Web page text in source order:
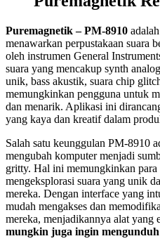
Puremagnetik – PM-8910
menawarkan perpustakaan suara
oleh instrumen General
suara yang mencakup synth
unik, bass akustik, suara chip
memungkinkan pengguna untuk
dan menarik. Aplikasi ini
yang kaya dan kreatif dalam
Salah satu keunggulan PM-8910
mengubah komputer menjadi
gritty. Hal ini memungkinkan
mengeksplorasi suara yang unik
mereka. Dengan interface yang
mudah mengakses dan
mereka, menjadikannya alat yang
mungkin juga ingin mengunduh